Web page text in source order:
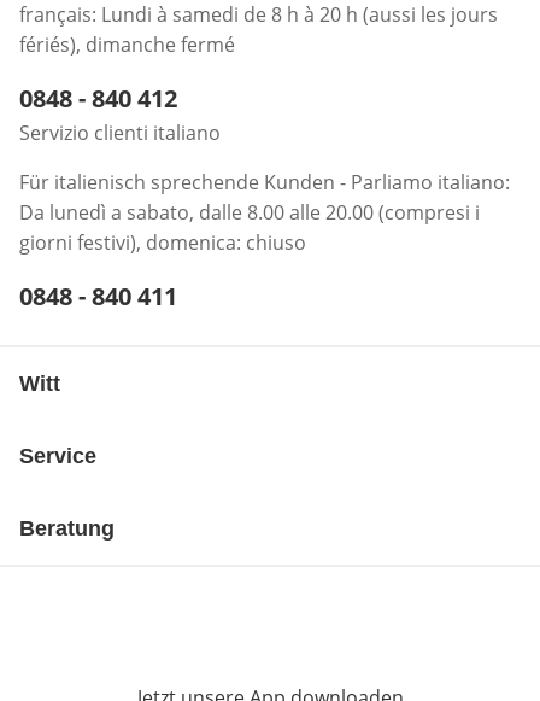
français: Lundi à samedi de 8 h à 20 h (aussi les jours
fériés), dimanche fermé
Telefonnummer:
0848 - 840 412
Servizio clienti italiano
Für italienisch sprechende Kunden - Parliamo italiano:
Da lunedì a sabato, dalle 8.00 alle 20.00 (compresi i
giorni festivi), domenica: chiuso
Telefonnummer:
0848 - 840 411
Witt
Service
Beratung